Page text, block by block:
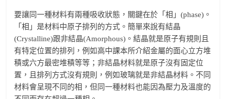
要讓同一種材料有兩種吸收狀態，關鍵在於「相」(phase)。
「相」是材料中原子排列的方式。簡單來說有結晶
(Crystalline)跟非結晶(Amorphous)。結晶就是原子有規則且
有特定位置的排列，例如高中課本所介紹金屬的面心立方堆
積或六方最密堆積等等；非結晶材料就是原子沒有固定位
置，且排列方式沒有規則，例如玻璃就是非結晶材料。不同
材料會呈現不同的相，但同一種材料也能因為壓力及溫度的